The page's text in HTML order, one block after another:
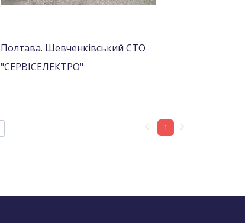
Полтава. Шевченківський СТО
"СЕРВІСЕЛЕКТРО"
1